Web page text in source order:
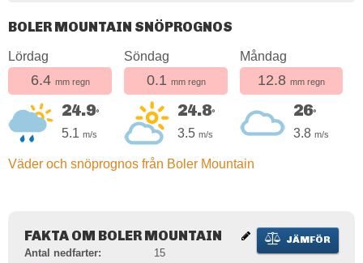
BOLER MOUNTAIN SNÖPROGNOS
Lördag
6.4 mm regn
24.9°
5.1 m/s
Söndag
0.1 mm regn
24.8°
3.5 m/s
Måndag
12.8 mm regn
26°
3.8 m/s
Väder och snöprognos från Boler Mountain
JÄMFÖR
FAKTA OM BOLER MOUNTAIN
Antal nedfarter:
15